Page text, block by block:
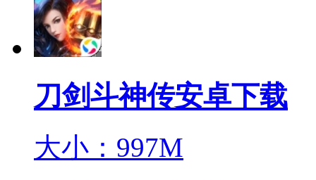
刀剑斗神传安卓下载
大小：997M